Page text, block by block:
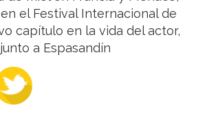
el Festival Internacional de
capítulo en la vida del actor,
a Espasandín